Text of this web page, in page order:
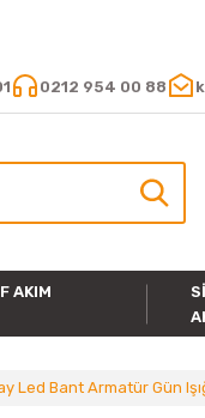
0212 954 00 88
AKIM
Led Bant Armatür Gün